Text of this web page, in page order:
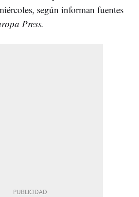
según informan fuentes
Press.